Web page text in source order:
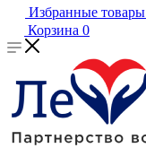
Избранные товары
Корзина 0